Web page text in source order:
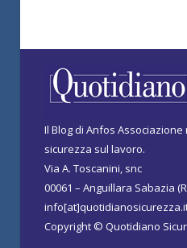
Il Blog di Anfos
sicurezza sul lavoro.
Via A. Toscanini, snc
00061 – Anguillara Sabazia
Copyright © Quotidiano